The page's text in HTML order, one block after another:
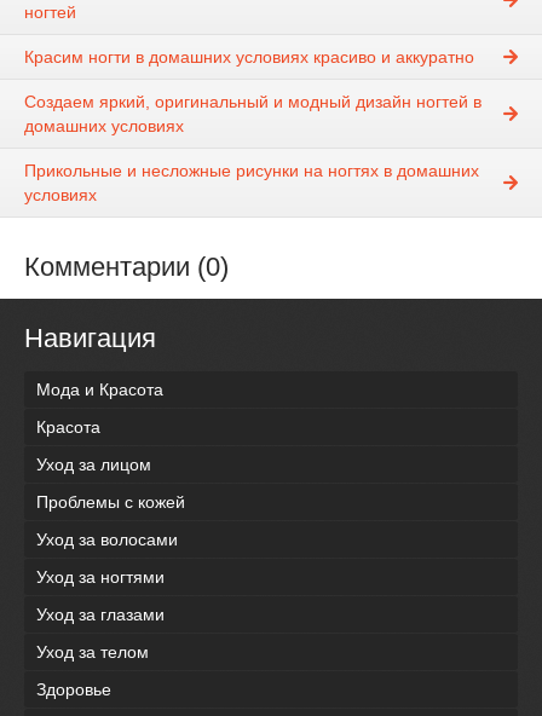
ногтей
Красим ногти в домашних условиях красиво и аккуратно
Создаем яркий, оригинальный и модный дизайн ногтей в
домашних условиях
Прикольные и несложные рисунки на ногтях в домашних
условиях
Комментарии (0)
Навигация
Мода и Красота
Красота
Уход за лицом
Проблемы с кожей
Уход за волосами
Уход за ногтями
Уход за глазами
Уход за телом
Здоровье